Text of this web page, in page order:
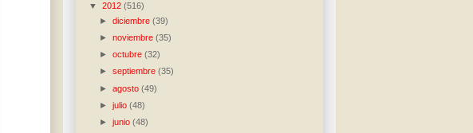
▼ 2012 (516)
►diciembre(39)
►noviembre(35)
►octubre(32)
►septiembre(35)
►agosto(49)
►julio(48)
►junio(48)